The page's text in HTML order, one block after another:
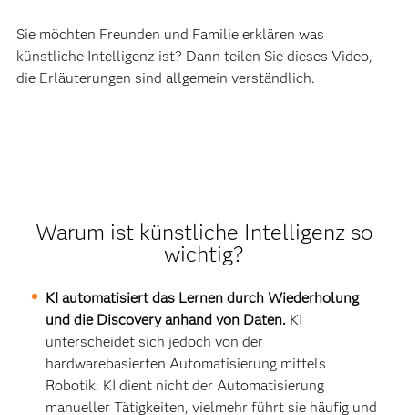
Sie möchten Freunden und Familie erklären was
künstliche Intelligenz ist? Dann teilen Sie dieses Video,
die Erläuterungen sind allgemein verständlich.
Warum ist künstliche Intelligenz so
wichtig?
KI automatisiert das Lernen durch Wiederholung
und die Discovery anhand von Daten. KI
unterscheidet sich jedoch von der
hardwarebasierten Automatisierung mittels
Robotik. KI dient nicht der Automatisierung
manueller Tätigkeiten, vielmehr führt sie häufig und